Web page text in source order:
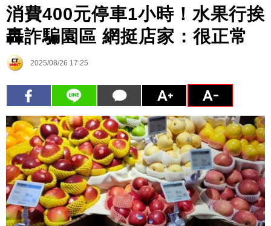
消費400元停車1小時！水果行挨
轟詐騙園區 網挺店家：很正常
2025/08/26 17:25